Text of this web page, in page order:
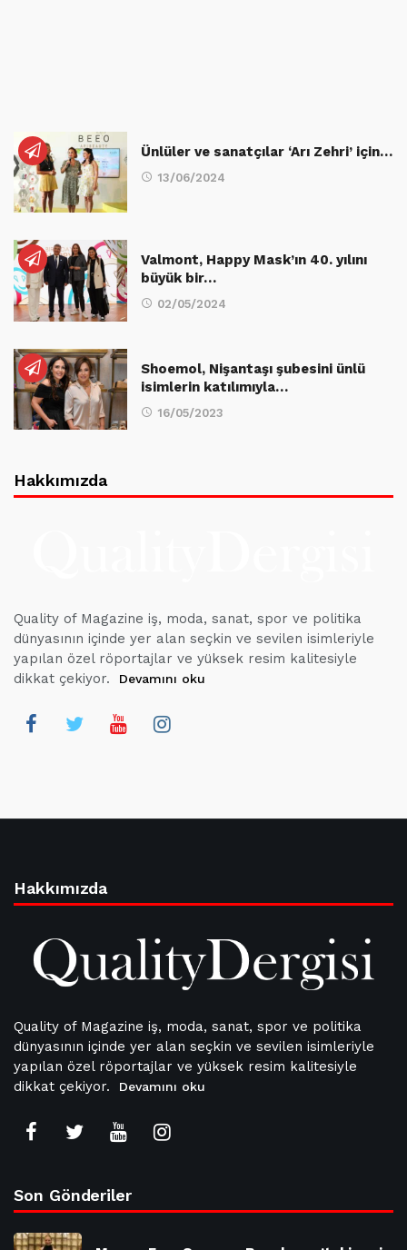
Ünlüler ve sanatçılar ‘Arı Zehri’ için…
13/06/2024
Valmont, Happy Mask’ın 40. yılını
büyük bir…
02/05/2024
Shoemol, Nişantaşı şubesini ünlü
isimlerin katılımıyla…
16/05/2023
Hakkımızda
Quality of Magazine iş, moda, sanat, spor ve politika
dünyasının içinde yer alan seçkin ve sevilen isimleriyle
yapılan özel röportajlar ve yüksek resim kalitesiyle
dikkat çekiyor.
Devamını oku
Hakkımızda
Quality of Magazine iş, moda, sanat, spor ve politika
dünyasının içinde yer alan seçkin ve sevilen isimleriyle
yapılan özel röportajlar ve yüksek resim kalitesiyle
dikkat çekiyor.
Devamını oku
Son Gönderiler